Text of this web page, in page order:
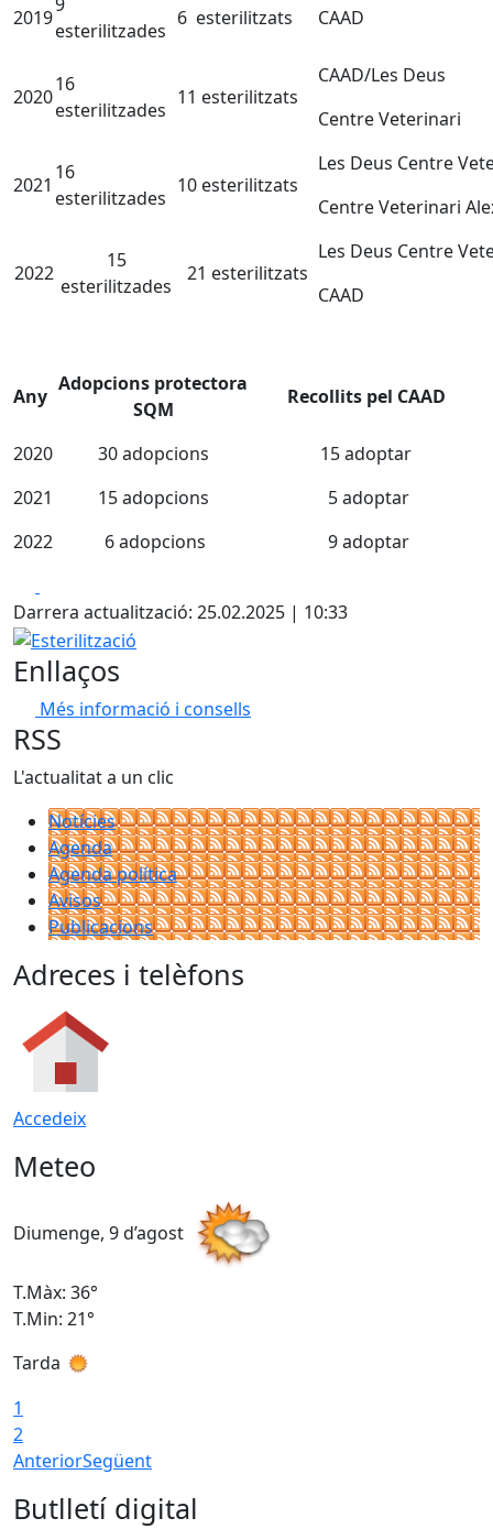
2019
esterilitzades
6 esterilitzats CAAD
2020
16
esterilitzades
11 esterilitzats
CAAD/Les Deus
Centre Veterinari
2021
16
esterilitzades
10 esterilitzats
Les Deus Centre
Centre Veterinari
2022
15
esterilitzades
21 esterilitzats
Les Deus Centre
CAAD
Any
Adopcions protectora
SQM
Recollits pel CAAD
2020 30 adopcions
15 adoptar
2021
15 adopcions
5 adoptar
2022
6 adopcions
9 adoptar
Darrera actualització: 25.02.2025 | 10:33
Esterilització
Enllaços
Més informació i consells
RSS
L'actualitat a un clic
Notícies
Agenda
Agenda política
Avisos
Publicacions
Adreces i telèfons
Accedeix
Meteo
Diumenge, 9 d’agost
T.Màx: 36°
T.Min: 21°
Tarda
1
2
AnteriorSegüent
Butlletí digital